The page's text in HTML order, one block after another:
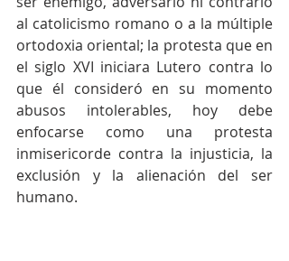
al catolicismo romano o a la múltiple
ortodoxia oriental; la protesta que en
el siglo XVI iniciara Lutero contra lo
que él consideró en su momento
abusos intolerables, hoy debe
enfocarse como una protesta
inmisericorde contra la injusticia, la
exclusión y la alienación del ser
humano.